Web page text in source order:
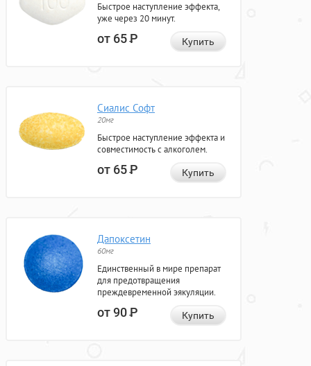
Быстрое наступление эффекта,
уже через 20 минут.
от 65Р Купить
Сиалис Софт
20мг
Быстрое наступление эффекта и
совместимость с алкоголем.
от 65Р Купить
Дапоксетин
60мг
Единственный в мире препарат
для предотвращения
преждевременной эякуляции.
от 90Р Купить